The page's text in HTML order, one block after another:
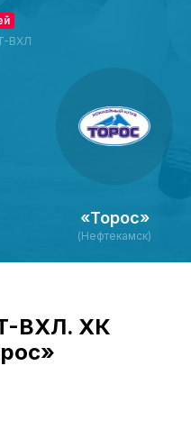
ВХЛ
«Торос»
(Нефтекамск)
ВХЛ. ХК